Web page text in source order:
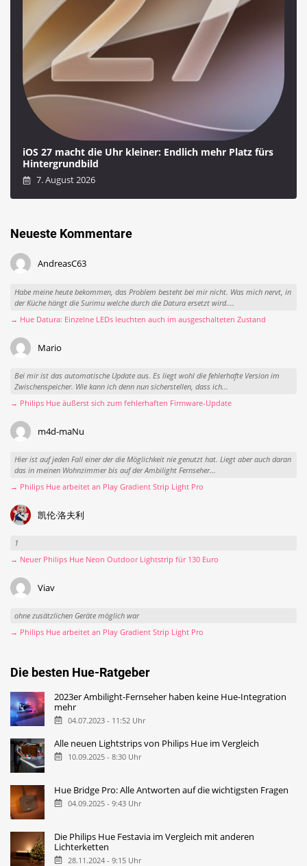
iOS 27 macht die Uhr kleiner: Endlich mehr Platz fürs
Hintergrundbild
7. August 2026
Neueste Kommentare
AndreasC63
Habe meine heute bekommen, das Problem besteht bei mir nicht. Was mich nervt, in
der Küche hängt die Surimu welche durch die Datura ersetzt wird....
→ Hue Datura: Einzelne LEDs leuchten auch im ausgeschalteten Zustand
Mario
Bei mir ist das automatische Update aus. Es liegt wohl die fehlerhafte Version im
Zwischenspeicher. Wie kann ich denn nun sicherstellen, dass ich...
→ Philips Hue äußerst sich zum fehlerhaften Firmware-Update
m4d-maNu
Hier ist auf jeden Fall einer der die Möglichkeit nie genutzt hat. Liegt aber auch daran
das in meinen Wohnzimmer bis auf der Ambilight Fernseher...
→ Philips Hue arbeitet an Play Gradient Strip Light Pro
凯伦·洛夫利
1
→ Neuer Philips Hue Neon Outdoor Lightstrip für 130 Euro
Viav
ohne zusätzlichen Geräte möglich war
→ Philips Hue arbeitet an Play Gradient Strip Light Pro
Die besten Hue-Ratgeber
2023er Ambilight-Fernseher haben keine Hue-Integration
mehr
04.07.2023 - 11:52 Uhr
Alle neuen Lightstrips von Philips Hue im Vergleich
10.09.2025 - 8:30 Uhr
Hue Bridge Pro: Alle Antworten auf die wichtigsten Fragen
04.09.2025 - 9:43 Uhr
Die Philips Hue Festavia im Vergleich mit anderen
Lichterketten
28.11.2024 - 9:15 Uhr